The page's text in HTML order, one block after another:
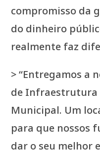
compromisso da
do dinheiro
realmente faz
> “Entregamos a
de Infraestrutura
Municipal. Um
para que nossos
dar o seu melhor